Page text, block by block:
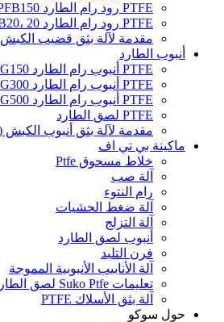
PTFE رود رام الطارد PFB150
PTFE رود رام الطارد PFB20، 20.
مقدمة لآلة بثق قضيب الكبش Suko Ptfe(Uhmwpe).
أنبوب الطارد
PTFE أنبوب رام الطارد PFG150
PTFE أنبوب رام الطارد PFG300
PTFE أنبوب رام الطارد PFG500
PTFE لصق الطارد
مقدمة لآلة بثق أنبوب الكبش Suko Ptfe(Uhmwpe).
ماكينة بي تي اف
خلاط مسحوق Ptfe
آلة صب
رام النتوء
آلة ضغط الحشيات
آلة التزلج
أنبوب لصق الطارد
فرن التلبد
آلة الأنابيب الأنبوبية المموجة
تعليمات Suko Ptfe لصق الطارد
آلة بثق الأسلاك PTFE
حول سوكو